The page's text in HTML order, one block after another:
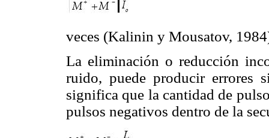
veces (Kalinin y Mousatov,
La eliminación o reducción
ruido, puede producir errores
significa que la cantidad de
pulsos negativos dentro de la